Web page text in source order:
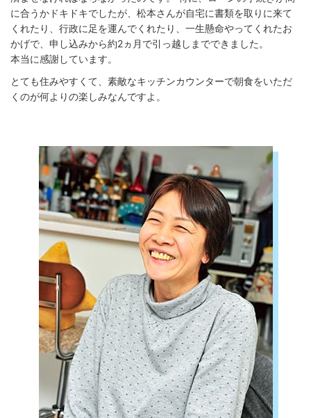
に合うかドキドキでしたが、松本さんが自宅に書類を取りに来て
くれたり、行政に足を運んでくれたり、一生懸命やってくれたお
かげで、申し込みから約2ヵ月で引っ越しまでできました。
本当に感謝しています。
とても住みやすくて、素敵なキッチンカウンターで朝食をいただ
くのが何よりの楽しみなんですよ。